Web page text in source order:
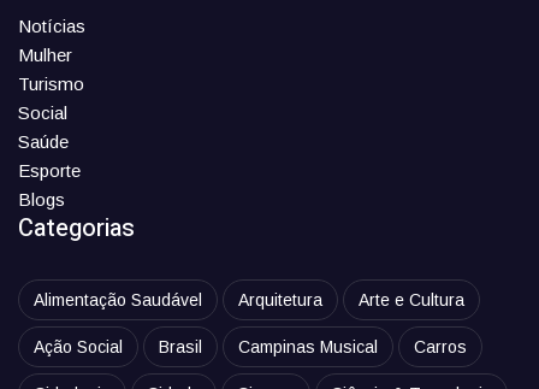
Notícias
Mulher
Turismo
Social
Saúde
Esporte
Blogs
Categorias
Alimentação Saudável Arquitetura Arte e Cultura
Ação Social Brasil Campinas Musical Carros